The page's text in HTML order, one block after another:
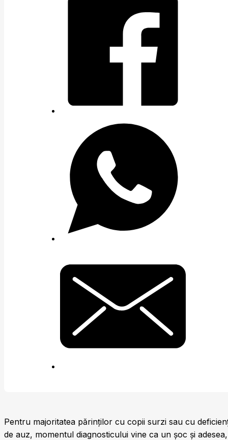
Pentru majoritatea părinților cu copii surzi sau cu
de auz, momentul diagnosticului vine ca un șoc și